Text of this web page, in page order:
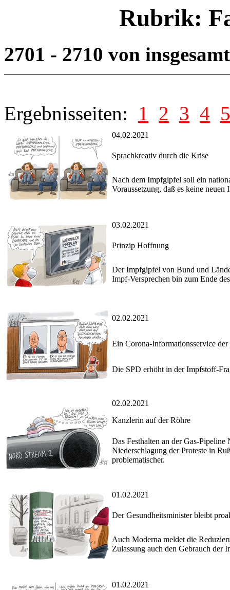
Rubrik:
2701 - 2710 von
Ergebnisseiten: 1 2 3 4 5
04.02.2021
Sprachkreativ durch die Krise
Nach dem Impfgipfel soll ein
Voraussetzung, daß es keine
03.02.2021
Prinzip Hoffnung
Der Impfgipfel von Bund und
Impf-Versprechen bin zum Ende
02.02.2021
Ein Corona-Informationsservice der
Die SPD erhöht in der Impfstoff-
02.02.2021
Kanzlerin auf der Röhre
Das Festhalten an der Gas-
Niederschlagung der Proteste in
problematischer.
01.02.2021
Der Gesundheitsminister bleibt
Auch Moderna meldet die
Zulassung auch den Gebrauch der
01.02.2021